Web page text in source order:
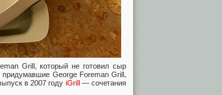
Grill, который не готовил сыр
George Foreman Grill,
в 2007 году iGrill— сочетания